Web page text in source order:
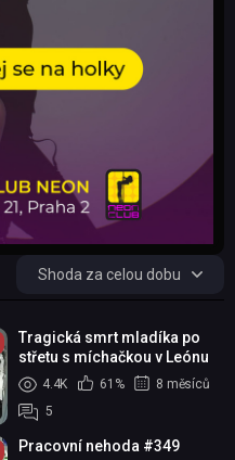
Shoda za celou dobu
Tragická smrt mladíka po
střetu s míchačkou v Leónu
4.4K 61%
8 měsíců
5
Pracovní nehoda #349